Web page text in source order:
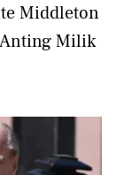
Middleton
Anting Milik